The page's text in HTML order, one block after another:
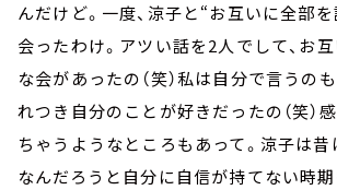
んだけど。一度、涼子と“お互いに全部
会ったわけ。アツい話を2人でして、お
な会があったの（笑）私は自分で言うの
れつき自分のことが好きだったの（笑）
ちゃうようなところもあって。涼子は昔
なんだろうと自分に自信が持てない時